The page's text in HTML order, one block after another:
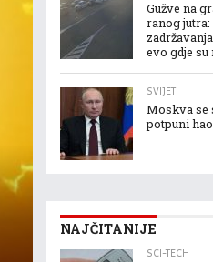
Gužve na
ranog jutra:
evo gdje
SVIJET
Moskva se
potpuni
NAJČITANIJE
SCI-TECH